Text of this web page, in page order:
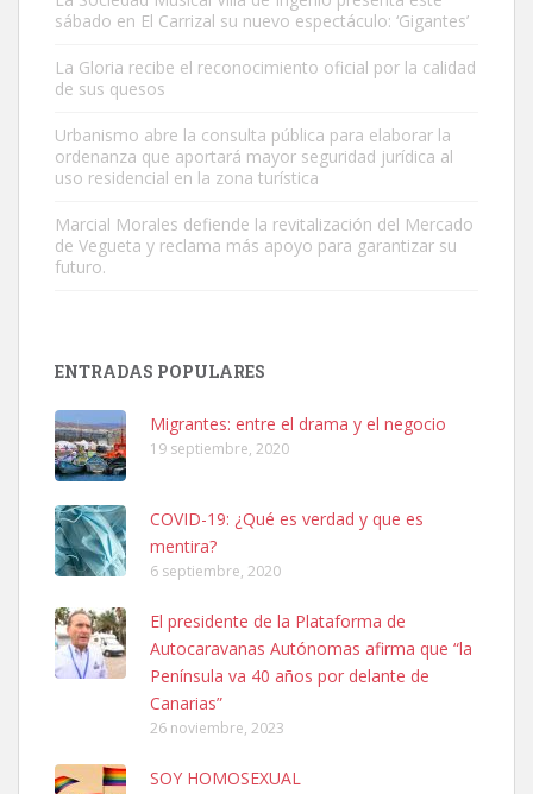
Busco adopción responsable para mi perra. Pastor alemán,
Leales.org » Gran Canaria | 6.7.2025
Leales.org » Gran Canaria
Ninfa perdida
El día 5 se los perdió una ninfa papillera, asustada tiene miedo a la
calle, se perdió por la zon...
Leales.org » Gran Canaria
6.7.2025
sábado en El Carrizal su nuevo espectáculo: ‘Gigantes’
La Gloria recibe el reconocimiento oficial por la calidad
de sus quesos
Urbanismo abre la consulta pública para elaborar la
ordenanza que aportará mayor seguridad jurídica al
uso residencial en la zona turística
Marcial Morales defiende la revitalización del Mercado
de Vegueta y reclama más apoyo para garantizar su
futuro.
ENTRADAS POPULARES
Migrantes: entre el drama y el negocio
19 septiembre, 2020
COVID-19: ¿Qué es verdad y que es
mentira?
6 septiembre, 2020
El presidente de la Plataforma de
Autocaravanas Autónomas afirma que “la
Península va 40 años por delante de
Canarias”
26 noviembre, 2023
SOY HOMOSEXUAL